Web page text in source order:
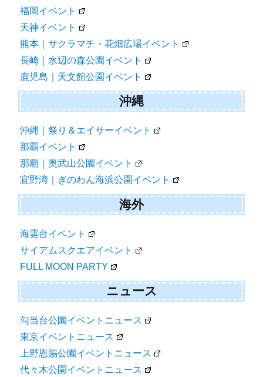
福岡イベント
天神イベント
熊本｜サクラマチ・花畑広場イベント
長崎｜水辺の森公園イベント
鹿児島｜天文館公園イベント
沖縄
沖縄｜祭り＆エイサーイベント
那覇イベント
那覇｜奥武山公園イベント
宜野湾｜ぎのわん海浜公園イベント
海外
海雲台イベント
サイアムスクエアイベント
FULL MOON PARTY
ニュース
勾当台公園イベントニュース
東京イベントニュース
上野恩賜公園イベントニュース
代々木公園イベントニュース